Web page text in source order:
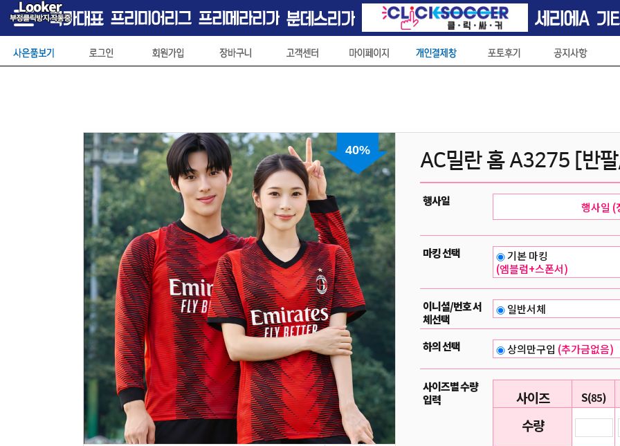
40% AC밀란 홈 A3275 [반
행사일
마킹 선택
기본 마킹
(엠블럼+스폰서)
이니셜/번호 서
체선택
일반서체
하의 선택 상의만구입 (추가금없음)
사이즈별 수량
입력
사이즈 S(85)
수량